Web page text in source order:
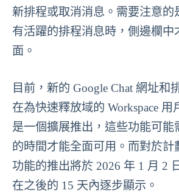
新排程或取消消息。需要注意的
有活躍的排程消息時，側邊欄中
面。
目前，新的 Google Chat 網址和
在為快速釋放域的 Workspace
是一個擴展推出，這些功能可能
的時間才能全面可用。而對於計
功能的推出將於 2026 年 1 月 2
在之後的 15 天內逐步顯示。